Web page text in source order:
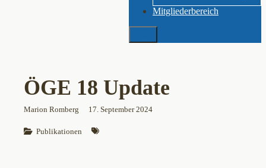
Mitgliederbereich
Suchen
ÖGE 18 Update
Marion Romberg 17. September 2024
Publikationen